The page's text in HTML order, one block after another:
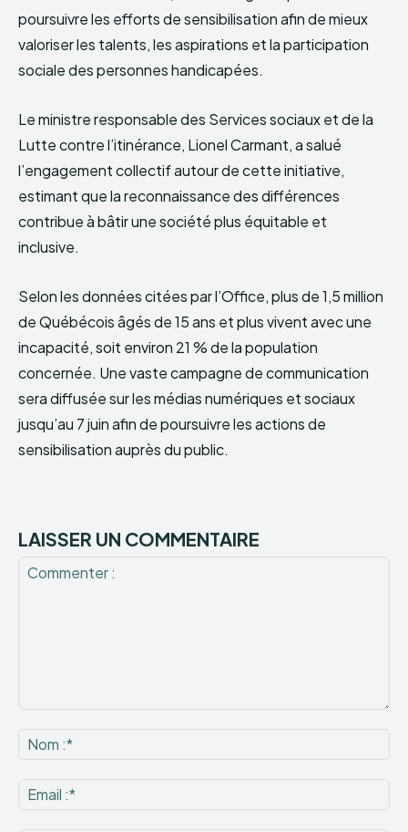
poursuivre les efforts de sensibilisation afin de mieux
valoriser les talents, les aspirations et la participation
sociale des personnes handicapées.
Le ministre responsable des Services sociaux et de la
Lutte contre l’itinérance, Lionel Carmant, a salué
l’engagement collectif autour de cette initiative,
estimant que la reconnaissance des différences
contribue à bâtir une société plus équitable et
inclusive.
Selon les données citées par l’Office, plus de 1,5 million
de Québécois âgés de 15 ans et plus vivent avec une
incapacité, soit environ 21 % de la population
concernée. Une vaste campagne de communication
sera diffusée sur les médias numériques et sociaux
jusqu’au 7 juin afin de poursuivre les actions de
sensibilisation auprès du public.
LAISSER UN COMMENTAIRE
:*
:*